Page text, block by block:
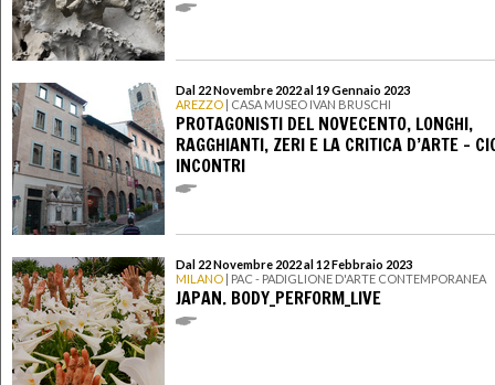
Dal 22 Novembre 2022 al 19 Gennaio 2023
AREZZO | CASA MUSEO IVAN BRUSCHI
PROTAGONISTI DEL NOVECENTO, LONGHI,
RAGGHIANTI, ZERI E LA CRITICA D’ARTE -
INCONTRI
Dal 22 Novembre 2022 al 12 Febbraio 2023
MILANO | PAC - PADIGLIONE D'ARTE CONTEMPORANEA
JAPAN. BODY_PERFORM_LIVE